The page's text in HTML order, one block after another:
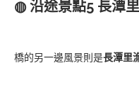
◍ 沿途景點5 長潭
橋的另一邊風景則是長潭里